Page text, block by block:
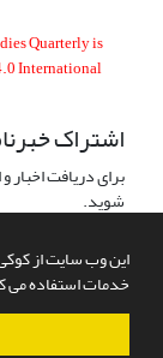
این وب سایت از کوکی
خدمات استفاده می
Quarterly is
International
اشتراک
برای دریافت
شوید.